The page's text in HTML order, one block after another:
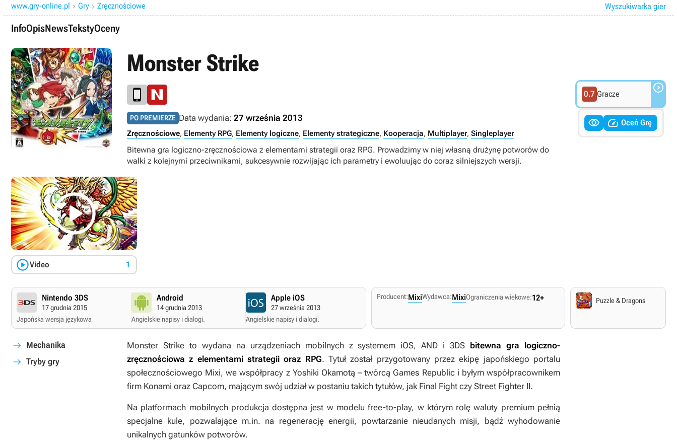
www.gry-online.pl  Gry  Zręcznościowe Wyszukiwarka gier
InfoOpisNewsTekstyOceny
Monster Strike
PO PREMIERZE Data wydania: 27 września 2013
Zręcznościowe, Elementy RPG, Elementy logiczne, Elementy strategiczne, Kooperacja, Multiplayer, Singleplayer
Bitewna gra logiczno-zręcznościowa z elementami strategii oraz RPG. Prowadzimy w niej własną drużynę potworów do
walki z kolejnymi przeciwnikami, sukcesywnie rozwijając ich parametry i ewoluując do coraz silniejszych wersji.
0.7 Gracze 
  Oceń Grę

Video 1
Nintendo 3DS
17 grudnia 2015
Japońska wersja językowa
Android
14 grudnia 2013
Angielskie napisy i dialogi.
Apple iOS
27 września 2013
Angielskie napisy i dialogi.
Producent:MixiWydawca:MixiOgraniczenia wiekowe:12+ Puzzle & Dragons
Mechanika
Tryby gry
Monster Strike to wydana na urządzeniach mobilnych z systemem iOS, AND i 3DS bitewna gra logiczno-
zręcznościowa z elementami strategii oraz RPG. Tytuł został przygotowany przez ekipę japońskiego portalu
społecznościowego Mixi, we współpracy z Yoshiki Okamotą – twórcą Games Republic i byłym współpracownikem
firm Konami oraz Capcom, mającym swój udział w postaniu takich tytułów, jak Final Fight czy Street Fighter II.
Na platformach mobilnych produkcja dostępna jest w modelu free-to-play, w którym rolę waluty premium pełnią
specjalne kule, pozwalające m.in. na regenerację energii, powtarzanie nieudanych misji, bądź wyhodowanie
unikalnych gatunków potworów.